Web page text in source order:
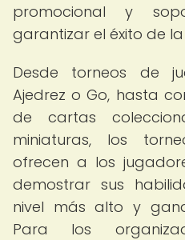
promocional y
garantizar el éxito de
Desde torneos de
Ajedrez o Go, hasta
de cartas
miniaturas, los
ofrecen a los
demostrar sus
nivel más alto y
Para los